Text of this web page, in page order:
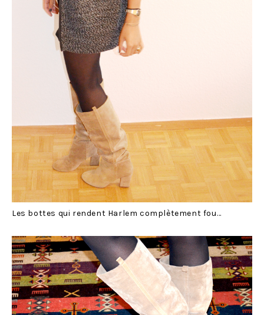
Les bottes qui rendent Harlem complètement fou…